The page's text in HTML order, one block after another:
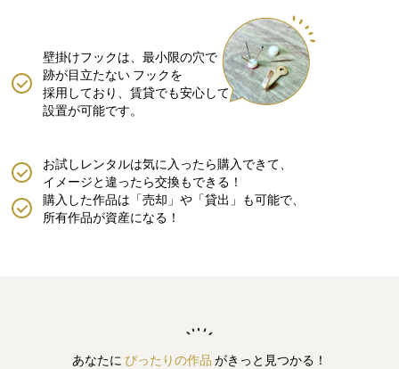
壁掛けフックは、最小限の穴で
跡が目立たない フックを
採用しており、賃貸でも安心して
設置が可能です。
購入した作品は「売却」や「貸出」も可能で、
所有作品が資産になる！
お試しレンタルは気に入ったら購入できて、
イメージと違ったら交換もできる！
あなたに ぴったりの作品 がきっと見つかる！